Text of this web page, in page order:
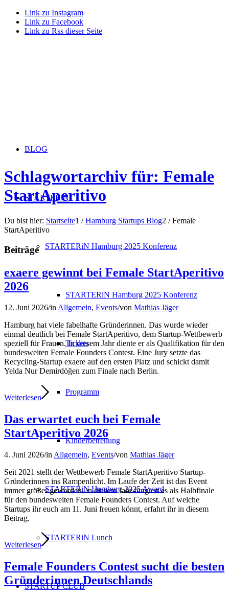
Link zu Instagram
Link zu Facebook
Link zu Rss dieser Seite
BLOG
STARTERiN
STARTERiN Hamburg 2025 Konferenz
STARTERiN Hamburg 2025 Konferenz
Tickets
Programm
Kinderbetreuung
STARTERiN Hamburg 2025 Award
STARTERiN Lunch
STARTUP CLUB
Schlagwortarchiv für: Female
StartAperitivo
Du bist hier: Startseite1 / Hamburg Startups Blog2 / Female
StartAperitivo
Beiträge
exaere gewinnt bei Female StartAperitivo
2026
12. Juni 2026/inAllgemein, Events/von Mathias Jäger
Hamburg hat viele fabelhafte Gründerinnen. Das wurde wieder
einmal deutlich bei Female StartAperitivo, dem Startup-Wettbewerb
speziell für Frauen. In diesem Jahr diente er als Qualifikation für den
bundesweiten Female Founders Contest. Eine Jury setzte das
Recycling-Startup exaere auf den ersten Platz und schickt damit
Yelda Nur Demirdöğen zum Finale nach Berlin.
Weiterlesen
Das erwartet euch bei Female
StartAperitivo 2026
4. Juni 2026/in Allgemein, Events/von Mathias Jäger
Seit 2021 stellt der Wettbewerb Female StartAperitivo Startup-
Gründerinnen ins Rampenlicht. Im Laufe der Zeit ist das Event
immer größer geworden, in diesem Jahr fungiert es als Halbfinale
für den bundesweiten Female Founders Contest. Auf welche
Startups ihr euch am 11. Juni freuen könnt, erfahrt ihr in diesem
Beitrag.
Weiterlesen
Female Founders Contest sucht die besten
Gründerinnen Deutschlands